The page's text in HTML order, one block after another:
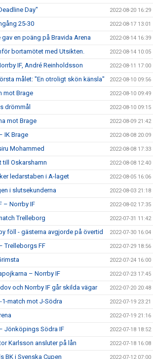
Day" 2022-08-20 16:29
25-30 2022-08-17 13:01
en poäng på Bravida Arena 2022-08-14 16:39
bortamötet med Utsikten. 2022-08-14 10:05
IF, André Reinholdsson 2022-08-11 17:00
målet: "En otroligt skön känsla" 2022-08-10 09:56
mot Brage 2022-08-10 09:49
drömmål 2022-08-10 09:15
mot Brage 2022-08-09 21:42
IK Brage 2022-08-08 20:09
Mohammed 2022-08-08 17:33
till Oskarshamn 2022-08-08 12:40
ledarstaben i A-laget 2022-08-05 16:06
i slutsekunderna 2022-08-03 21:18
– Norrby IF 2022-08-02 17:35
Trelleborg 2022-07-31 11:42
föll - gästerna avgjorde på övertid 2022-07-30 16:04
Trelleborgs FF 2022-07-29 18:56
2022-07-24 16:00
– Norrby IF 2022-07-23 17:45
och Norrby IF går skilda vägar 2022-07-20 20:48
match mot J-Södra 2022-07-19 23:21
2022-07-19 21:16
Jönköpings Södra IF 2022-07-18 18:52
Karlsson ansluter på lån 2022-07-18 16:08
BK i Svenska Cupen 2022-07-12 07:00